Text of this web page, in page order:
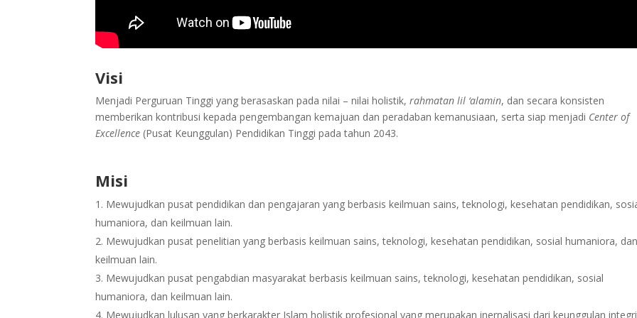
Visi
Menjadi Perguruan Tinggi yang berasaskan pada nilai – nilai holistik,rahmatan lil ‘alamin, dan secara konsisten
memberikan kontribusi kepada pengembangan kemajuan dan peradaban kemanusiaan, serta siap menjadi Center of
Excellence (Pusat Keunggulan) Pendidikan Tinggi pada tahun 2043.
Misi
Mewujudkan pusat pendidikan dan pengajaran yang berbasis keilmuan sains, teknologi, kesehatan pendidikan,
humaniora, dan keilmuan lain.
Mewujudkan pusat penelitian yang berbasis keilmuan sains, teknologi, kesehatan pendidikan, sosial humaniora, dan
keilmuan lain.
Mewujudkan pusat pengabdian masyarakat berbasis keilmuan sains, teknologi, kesehatan pendidikan, sosial
humaniora, dan keilmuan lain.
Mewujudkan lulusan yang berkarakter Islam holistik profesional yang merupakan inernalisasi dari keunggulan